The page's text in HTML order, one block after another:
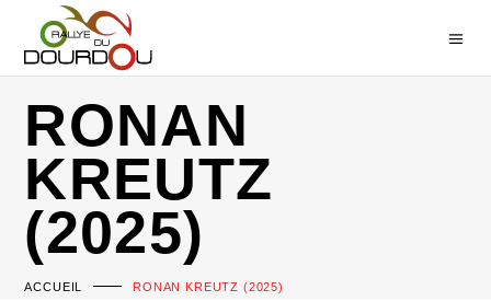
RONAN
KREUTZ
(2025)
ACCUEIL RONAN KREUTZ (2025)